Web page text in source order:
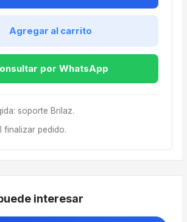
Agregar al carrito
por WhatsApp
soporte Brilaz.
finalizar pedido.
interesar